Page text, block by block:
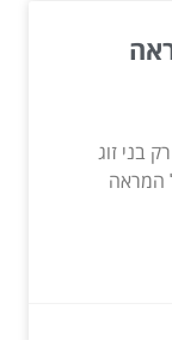
בני זוג
המראה